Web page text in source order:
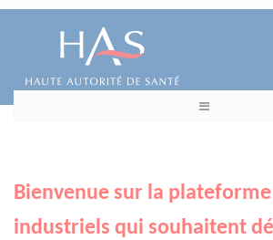
Bienvenue sur la
industriels qui souhaitent